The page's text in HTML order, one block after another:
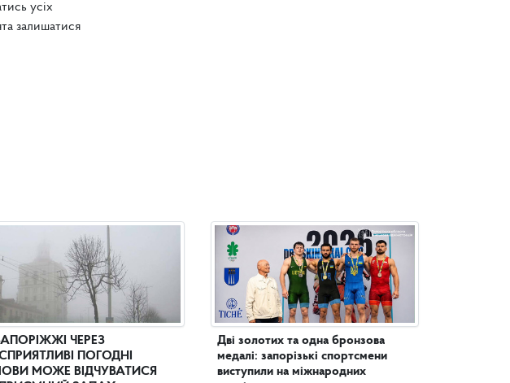
усіх
залишатися
ЧЕРЕЗ
ПОГОДНІ
МОЖЕ ВІДЧУВАТИСЯ
Дві золотих та одна бронзова
медалі: запорізькі спортсмени
виступили на міжнародних